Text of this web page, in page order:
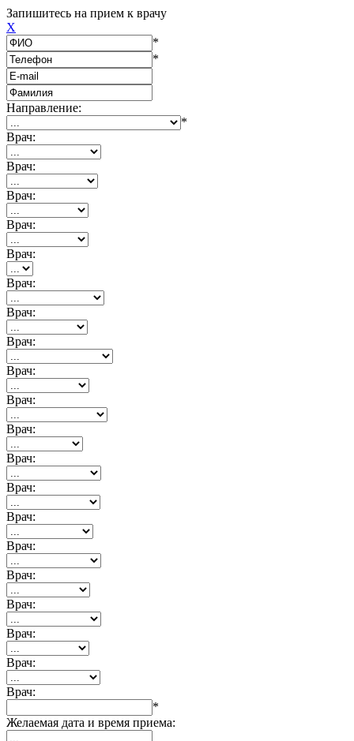
Запишитесь на прием к врачу
X
*
*
Направление:
*
Врач:
Врач:
Врач:
Врач:
Врач:
Врач:
Врач:
Врач:
Врач:
Врач:
Врач:
Врач:
Врач:
Врач:
Врач:
Врач:
Врач:
Врач:
Врач:
Врач:
*
Желаемая дата и время приема: